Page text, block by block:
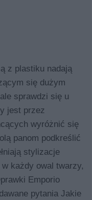
z plastiku nadają
się dużym
sprawdzi się u
jest przez
wyróżnić się
panom podkreślić
stylizacje
każdy owal twarzy,
Emporio
pytania Jakie